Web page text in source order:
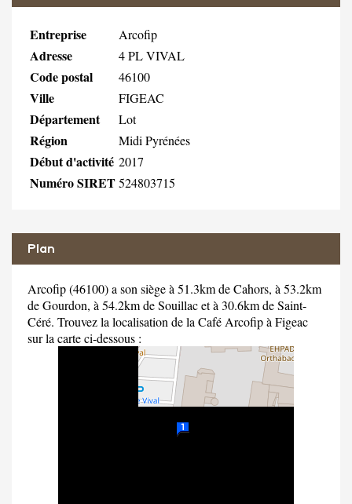
Entreprise Arcofip
Adresse 4 PL VIVAL
Code postal 46100
Ville FIGEAC
Département Lot
Région Midi Pyrénées
Début d'activité 2017
Numéro SIRET524803715
Plan
Arcofip (46100) a son siège à 51.3km de Cahors, à 53.2km
de Gourdon, à 54.2km de Souillac et à 30.6km de Saint-
Céré. Trouvez la localisation de la Café Arcofip à Figeac
sur la carte ci-dessous :